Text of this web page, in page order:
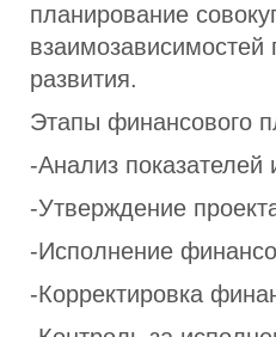
планирование
развития.
Этапы финансового
-Анализ показателей
-Утверждение
-Исполнение
-Корректировка